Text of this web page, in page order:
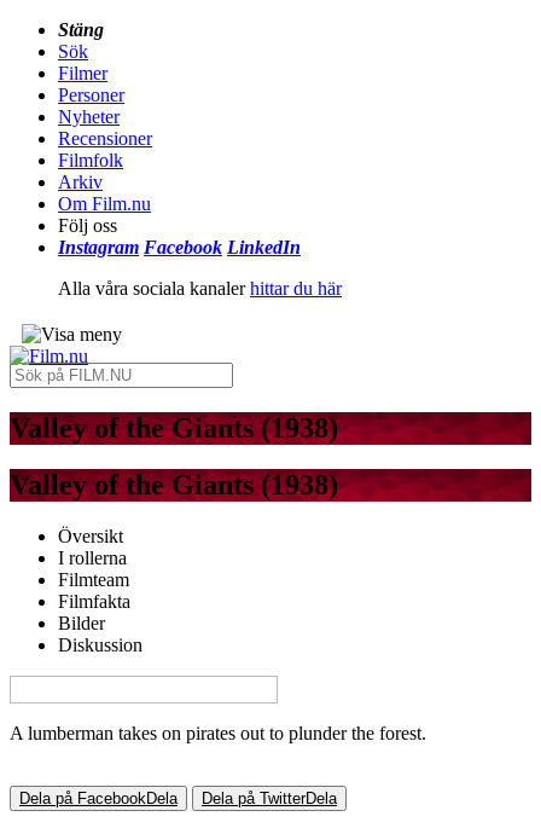
Stäng
Sök
Filmer
Personer
Nyheter
Recensioner
Filmfolk
Arkiv
Om Film.nu
Följ oss
Instagram Facebook LinkedIn
Alla våra sociala kanalerhittar du här
Valley of the Giants (1938)
Valley of the Giants (1938)
Översikt
I rollerna
Filmteam
Filmfakta
Bilder
Diskussion
A lumberman takes on pirates out to plunder the forest.
Dela på FacebookDela Dela på TwitterDela